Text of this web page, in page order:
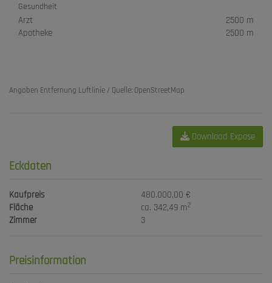
Gesundheit
Arzt
2500 m
Apotheke
2500 m
Angaben Entfernung Luftlinie / Quelle: OpenStreetMap
Download Expose
Eckdaten
Kaufpreis
480.000,00 €
Fläche
ca. 342,49 m2
Zimmer 3
Preisinformation